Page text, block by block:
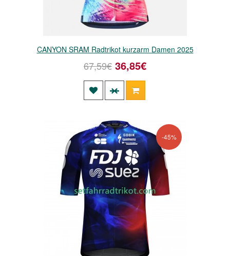
CANYON SRAM Radtrikot kurzarm Damen 2025
67,59€ 36,85€
-45%